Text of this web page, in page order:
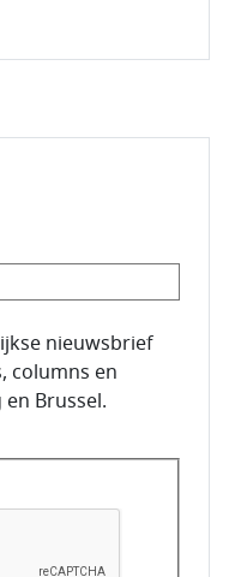
nieuwsbrief
columns en
Brussel.